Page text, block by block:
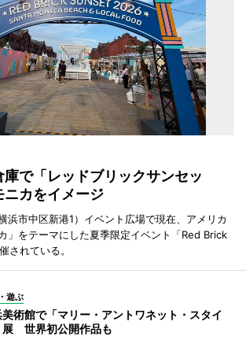
で「レッドブリックサンセッ
カをイメージ
浜市中区新港1）イベント広場で現在、アメリカ
」をテーマにした夏季限定イベント「Red Brick
されている。
遊ぶ
術館で「マリー・アントワネット・スタイ
展 世界初公開作品も